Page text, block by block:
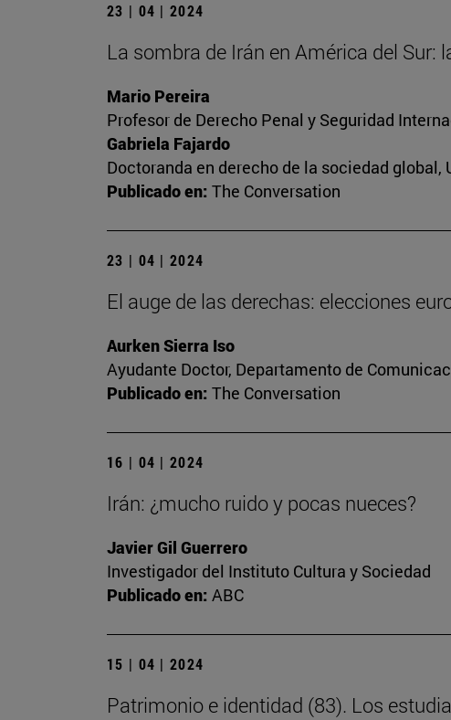
23 | 04 | 2024
La sombra de Irán en América del Sur:
Mario Pereira
Profesor de Derecho Penal y Seguridad
Gabriela Fajardo
Doctoranda en derecho de la sociedad global,
Publicado en: The Conversation
23 | 04 | 2024
El auge de las derechas: elecciones
Aurken Sierra Iso
Ayudante Doctor, Departamento de
Publicado en: The Conversation
16 | 04 | 2024
Irán: ¿mucho ruido y pocas nueces?
Javier Gil Guerrero
Investigador del Instituto Cultura y Sociedad
Publicado en: ABC
15 | 04 | 2024
Patrimonio e identidad (83). Los